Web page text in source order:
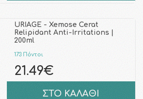
URIAGE - Xemose Cerat
Relipidant Anti-Irritations |
200ml
173 Πόντοι
21.49€
ΣΤΟ ΚΑΛΑΘΙ